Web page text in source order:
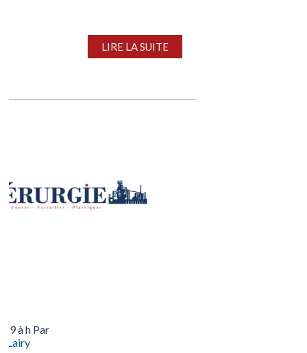
LIRE LA SUITE
à h Par
Lairy